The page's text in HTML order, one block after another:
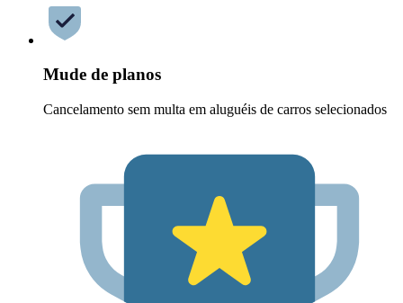
Mude de planos
Cancelamento sem multa em aluguéis de carros selecionados